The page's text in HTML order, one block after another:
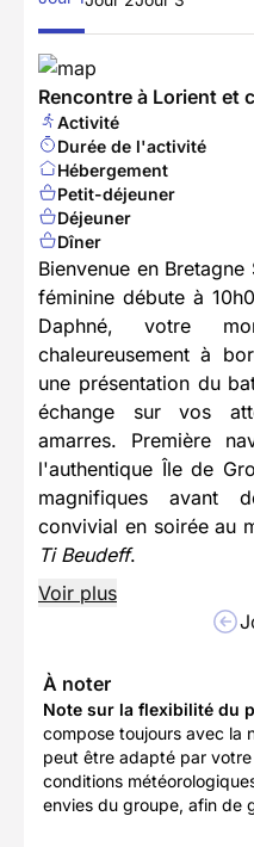
Rencontre à Lorient et
Activité
Durée de l'activité
Hébergement
Petit-déjeuner
Déjeuner
Dîner
Bienvenue en
féminine débute à
Daphné, votre
chaleureusement à
une présentation du
échange sur vos
amarres. Première
l'authentique Île de
magnifiques avant
convivial en soirée au
Ti Beudeff.
Voir plus
À noter
Note sur la flexibilité du
compose toujours avec la
peut être adapté par
conditions
envies du groupe, afin de